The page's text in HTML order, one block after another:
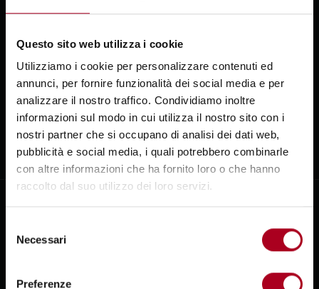
Questo sito web utilizza i cookie
Utilizziamo i cookie per personalizzare contenuti ed
annunci, per fornire funzionalità dei social media e per
analizzare il nostro traffico. Condividiamo inoltre
informazioni sul modo in cui utilizza il nostro sito con i
nostri partner che si occupano di analisi dei dati web,
pubblicità e social media, i quali potrebbero combinarle
con altre informazioni che ha fornito loro o che hanno
raccolto dal suo utilizzo dei loro servizi.
delNecessari
Preferenze
Aperto tutti i giorni
Wine Bar: 11.00–15.00 | 17.30–00.00
Ristorante: 12.00–14.30 | 19.30–22.00